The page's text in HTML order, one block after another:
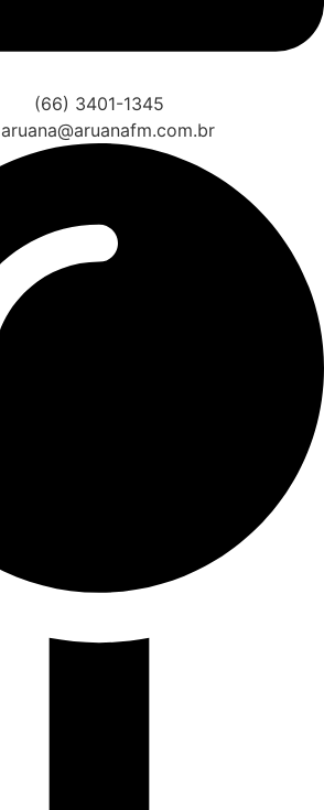
(66) 3401-1345
aruana@aruanafm.com.br